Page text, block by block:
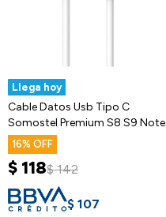
Llega hoy
Cable Datos Usb Tipo C
Somostel Premium S8 S9 Note
816
$ 118$ 142
$ 107